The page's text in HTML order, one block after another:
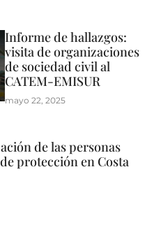
Informe de hallazgos:
visita de organizaciones
de sociedad civil al
CATEM-EMISUR
mayo 22, 2025
de las personas
protección en Costa